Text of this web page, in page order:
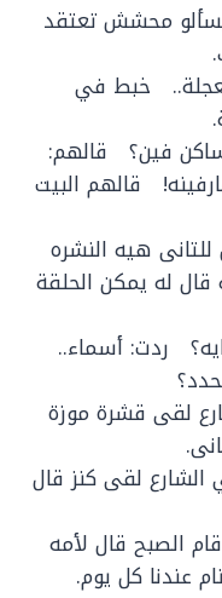
محشش تعتقد
خبط في
فين؟ قالهم:
قالهم البيت
هيه النشره
له يمكن الحلقة
ردت: أسماء..
لقى قشرة موزة
لقى كنز قال
الصبح قال لأمه
عندنا كل يوم.